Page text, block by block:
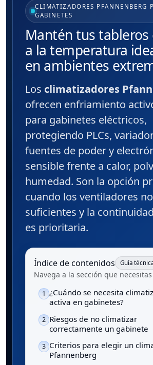
CLIMATIZADORES PFANNENBERG
GABINETES
Mantén tus
a la temperatura
en ambientes
Los climatizadores
ofrecen enfriamiento
para gabinetes eléctricos,
protegiendo PLCs,
fuentes de poder y
sensible frente a calor,
humedad. Son la opción
cuando los ventiladores
suficientes y la
es prioritaria.
Índice de contenidos Guía
Navega a la sección que necesitas
1 ¿Cuándo se necesita
activa en gabinetes?
2 Riesgos de no climatizar
correctamente un gabinete
3 Criterios para elegir un
Pfannenberg